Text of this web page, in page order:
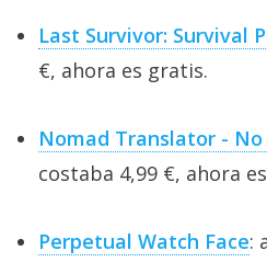
Last Survivor: Survival
€, ahora es gratis.
Nomad Translator -
costaba 4,99 €, ahora
Perpetual Watch Face: